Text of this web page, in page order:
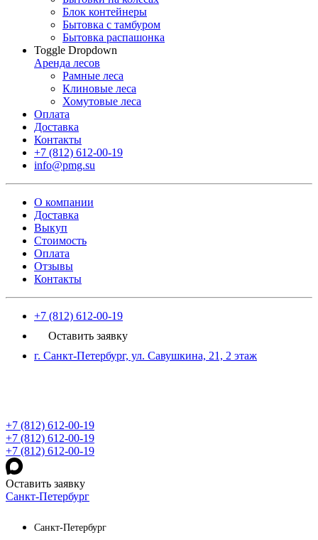
Блок контейнеры
Бытовка с тамбуром
Бытовка распашонка
Toggle Dropdown
Аренда лесов
Рамные леса
Клиновые леса
Хомутовые леса
Оплата
Доставка
Контакты
+7 (812) 612-00-19
info@pmg.su
О компании
Доставка
Выкуп
Стоимость
Оплата
Отзывы
Контакты
+7 (812) 612-00-19
Оставить заявку
г. Санкт-Петербург, ул. Савушкина, 21, 2 этаж
+7 (812) 612-00-19
+7 (812) 612-00-19
+7 (812) 612-00-19
Оставить заявку
Санкт-Петербург
Санкт-Петербург